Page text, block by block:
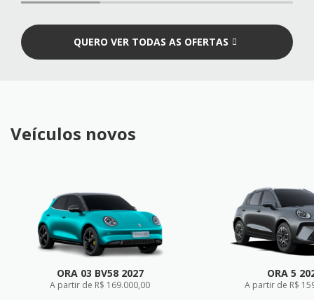
QUERO VER TODAS AS OFERTAS
Veículos novos
ORA 03 BV58 2027
A partir de R$ 169.000,00
ORA 5
A partir de R$